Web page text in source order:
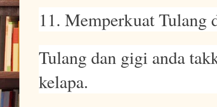
11. Memperkuat Tulang
Tulang dan gigi anda
kelapa.